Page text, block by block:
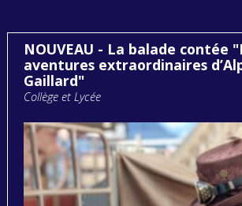
NOUVEAU - La balade contée
aventures extraordinaires
Gaillard"
Collège et Lycée